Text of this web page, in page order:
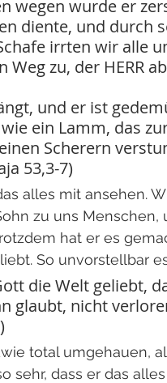
wegen wurde er
diente, und durch
irrten wir alle
Weg zu, der HERR
und er ist
ein Lamm, das
Scherern
53,3-7)
alles mit ansehen.
zu uns
hat er es
So unvorstellbar
die Welt geliebt,
glaubt, nicht
total umgehauen,
sehr, dass er das